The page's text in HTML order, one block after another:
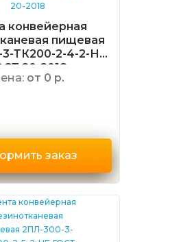
конвейерная
пищевая
ТК200-2-4-2-НБ
20-2018
от 0 р.
заказ